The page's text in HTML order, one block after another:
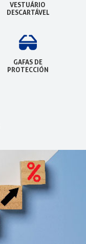
VESTUÁRIO
DESCARTÁVEL
GAFAS DE
PROTECCIÓN